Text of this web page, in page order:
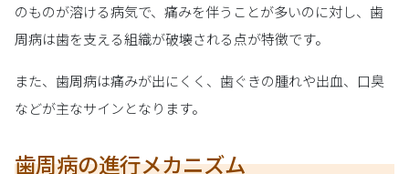
のものが溶ける病気で、痛みを伴うことが多いのに対し、歯
周病は歯を支える組織が破壊される点が特徴です。
また、歯周病は痛みが出にくく、歯ぐきの腫れや出血、口臭
などが主なサインとなります。
歯周病の進行メカニズム